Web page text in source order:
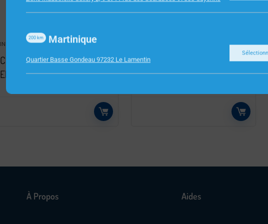
INFORMATIQUE
CLAVIER CHERRY KC4500
ERGO USB NOIR
ECRAN 27″ VIEWSONIC
VA2732-H HDMI VGA
À Propos Aides
Martinique
200 km
Quartier Basse Gondeau 97232 Le Lamentin